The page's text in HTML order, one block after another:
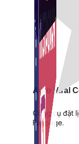
Auto Viral
Công cụ đặt
Fanpage.